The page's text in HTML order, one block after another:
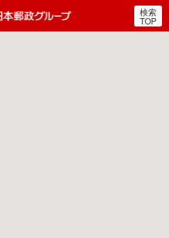
郵便局・日本郵政グルー
検索
TOP